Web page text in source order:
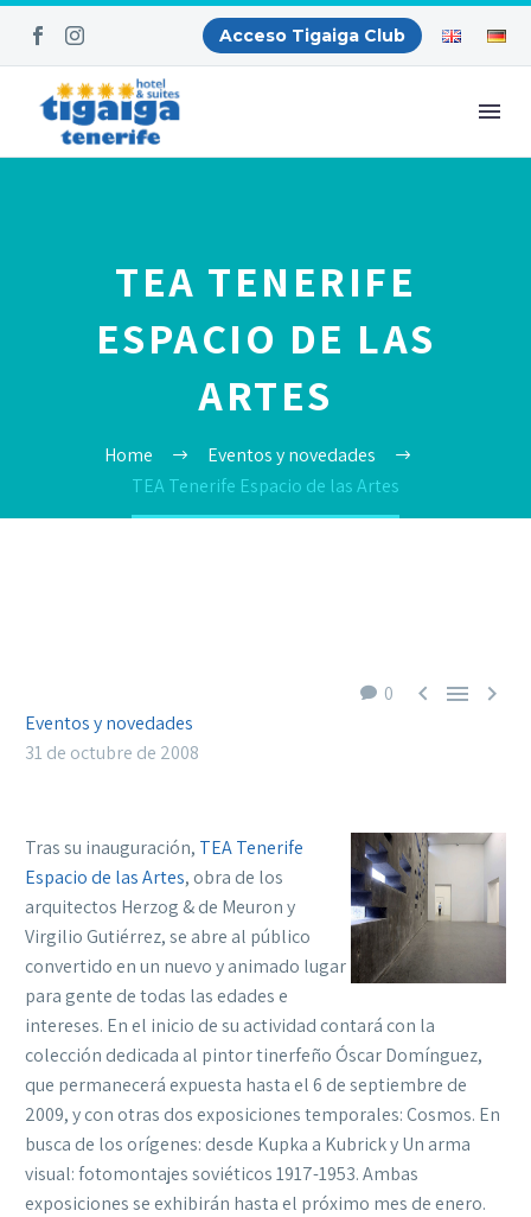
Acceso Tigaiga Club
TEA TENERIFE
ESPACIO DE LAS
ARTES
Home
Eventos y novedades
TEA Tenerife Espacio de las Artes
0   
Eventos y novedades
31 de octubre de 2008
Tras su inauguración, TEA Tenerife
Espacio de las Artes, obra de los
arquitectos Herzog & de Meuron y
Virgilio Gutiérrez, se abre al público
convertido en un nuevo y animado lugar
para gente de todas las edades e
intereses. En el inicio de su actividad contará con la
colección dedicada al pintor tinerfeño Óscar Domínguez,
que permanecerá expuesta hasta el 6 de septiembre de
2009, y con otras dos exposiciones temporales: Cosmos. En
busca de los orígenes: desde Kupka a Kubrick y Un arma
visual: fotomontajes soviéticos 1917-1953. Ambas
exposiciones se exhibirán hasta el próximo mes de enero.